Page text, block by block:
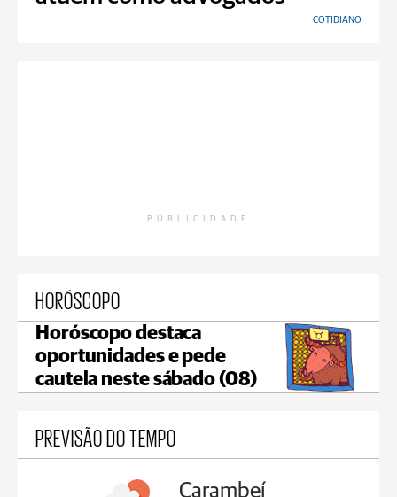
COTIDIANO
PUBLICIDADE
HORÓSCOPO
Horóscopo destaca
oportunidades e pede
cautela neste sábado (08)
PREVISÃO DO TEMPO
Carambeí